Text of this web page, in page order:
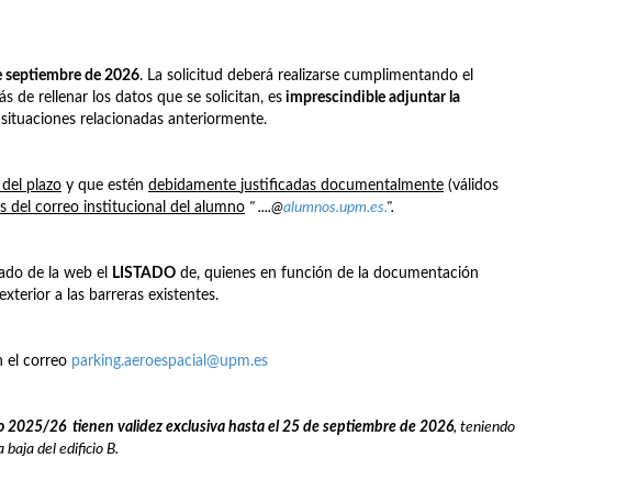
septiembre de 2026. La solicitud deberá realizarse cumplimentando el
de rellenar los datos que se solicitan, es imprescindible adjuntar la
relacionadas anteriormente.
plazo y que estén debidamente justificadas documentalmente (válidos
del correo institucional del alumno " ....@alumnos.upm.es.".
de la web el LISTADO de, quienes en función de la documentación
a las barreras existentes.
el correo parking.aeroespacial@upm.es
2025/26 tienen validez exclusiva hasta el 25 de septiembre de 2026, teniendo
del edificio B.